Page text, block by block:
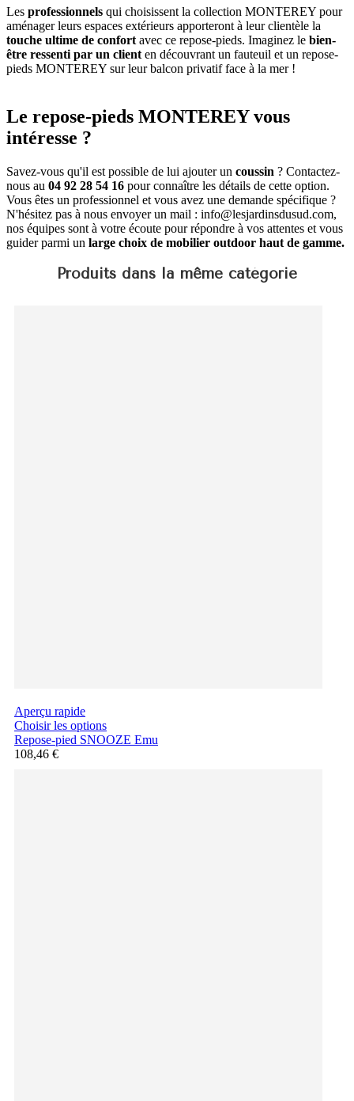
Les professionnels qui choisissent la collection MONTEREY pour
aménager leurs espaces extérieurs apporteront à leur clientèle la
touche ultime de confort avec ce repose-pieds. Imaginez le bien-
être ressenti par un client en découvrant un fauteuil et un repose-
pieds MONTEREY sur leur balcon privatif face à la mer !
Le repose-pieds MONTEREY vous
intéresse ?
Savez-vous qu'il est possible de lui ajouter un coussin ? Contactez-
nous au 04 92 28 54 16 pour connaître les détails de cette option.
Vous êtes un professionnel et vous avez une demande spécifique ?
N'hésitez pas à nous envoyer un mail : info@lesjardinsdusud.com,
nos équipes sont à votre écoute pour répondre à vos attentes et vous
guider parmi un large choix de mobilier outdoor haut de gamme.
Produits dans la même catégorie
Aperçu rapide
Choisir les options
Repose-pied SNOOZE Emu
108,46 €